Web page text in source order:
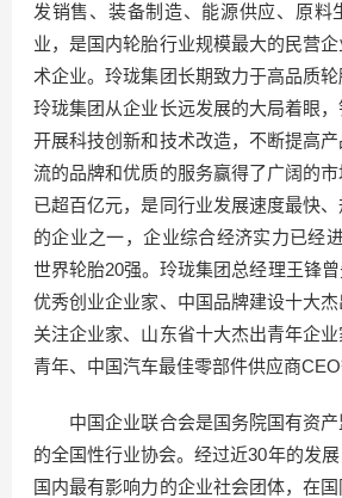
发销售、装备制造、能源供应、原料
业，是国内轮胎行业规模最大的民营
术企业。玲珑集团长期致力于高品质轮
玲珑集团从企业长远发展的大局着眼
开展科技创新和技术改造，不断提高
流的品牌和优质的服务赢得了广阔的
已超百亿元，是同行业发展速度最快
的企业之一，企业综合经济实力已经
世界轮胎20强。玲珑集团总经理王锋
优秀创业企业家、中国品牌建设十大
关注企业家、山东省十大杰出青年企
青年、中国汽车最佳零部件供应商CEO
中国企业联合会是国务院国有资产
的全国性行业协会。经过近30年的发
国内最有影响力的企业社会团体，在